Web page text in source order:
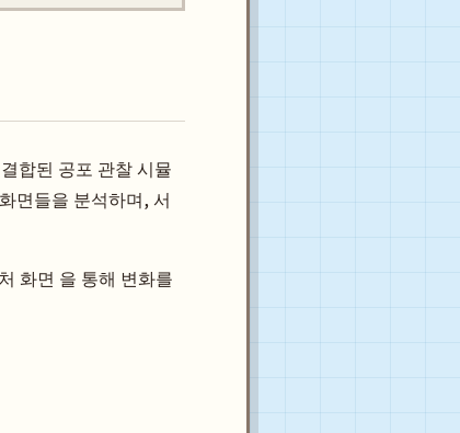
합된 공포 관찰 시뮬
면들을 분석하며, 서
화면 을 통해 변화를